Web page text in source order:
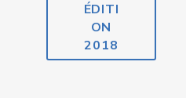
ÉDITI
ON
2018